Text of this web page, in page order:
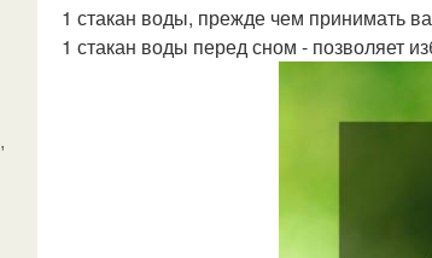
1 стакан воды, прежде чем принимать
1 стакан воды перед сном - позволяет